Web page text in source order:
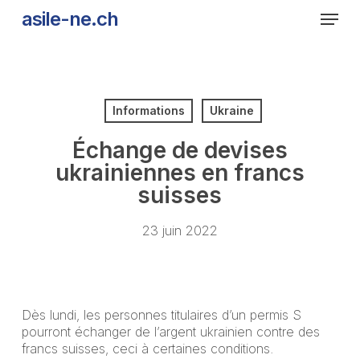
asile-ne.ch Menu
Informations Ukraine
Échange de devises
ukrainiennes en francs
suisses
23 juin 2022
Dès lundi, les personnes titulaires d’un permis S
pourront échanger de l’argent ukrainien contre des
francs suisses, ceci à certaines conditions.